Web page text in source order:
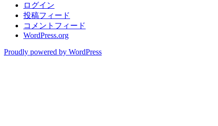
ログイン
投稿フィード
コメントフィード
WordPress.org
Proudly powered by WordPress